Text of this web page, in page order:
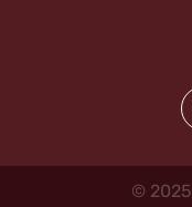
© 2025